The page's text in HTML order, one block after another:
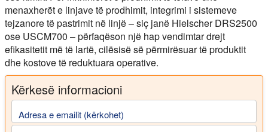
menaxherët e linjave të prodhimit, integrimi i sistemeve
tejzanore të pastrimit në linjë – siç janë Hielscher DRS2500
ose USCM700 – përfaqëson një hap vendimtar drejt
efikasitetit më të lartë, cilësisë së përmirësuar të produktit
dhe kostove të reduktuara operative.
Kërkesë informacioni
Adresa e emailit (kërkohet)